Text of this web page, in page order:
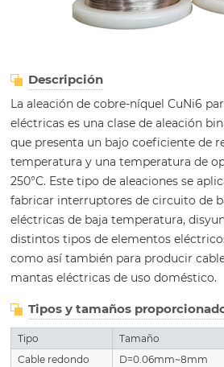
Descripción
La aleación de cobre-níquel CuNi6
eléctricas es una clase de aleación
que presenta un bajo coeficiente de
temperatura y una temperatura de
250°C. Este tipo de aleaciones se
fabricar interruptores de circuito de
eléctricas de baja temperatura,
distintos tipos de elementos
como así también para producir
mantas eléctricas de uso doméstico.
Tipos y tamaños
Tipo
Tamaño
Cable redondo
D=0.06mm~8mm